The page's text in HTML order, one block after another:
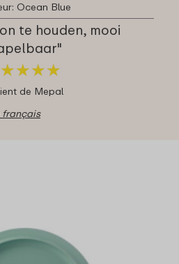
Ocean Blue
te houden, mooi
★★★★
★★★★
de Mepal
français